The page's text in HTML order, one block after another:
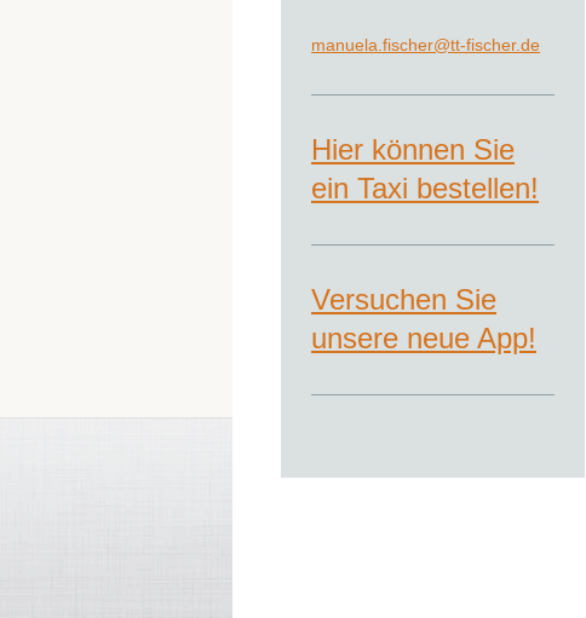
manuela.fischer@tt-fischer.de
Hier können Sie
ein Taxi bestellen!
Versuchen Sie
unsere neue App!